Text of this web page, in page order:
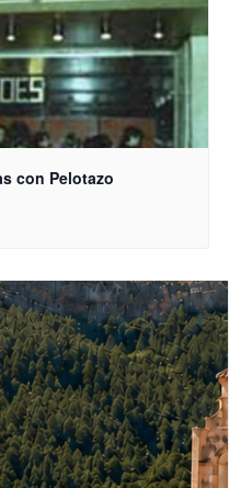
con Pelotazo